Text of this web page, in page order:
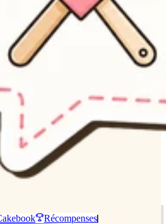
Récompenses